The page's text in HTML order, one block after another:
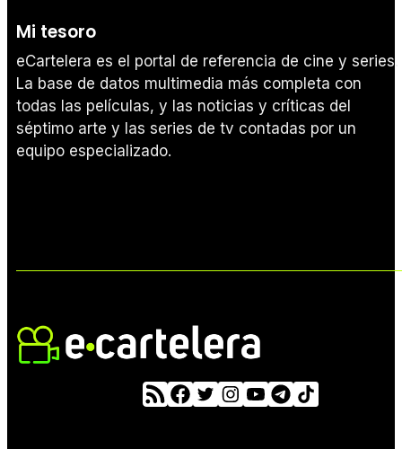
Mi tesoro
eCartelera es el portal de referencia de cine y series.
La base de datos multimedia más completa con
todas las películas, y las noticias y críticas del
séptimo arte y las series de tv contadas por un
equipo especializado.